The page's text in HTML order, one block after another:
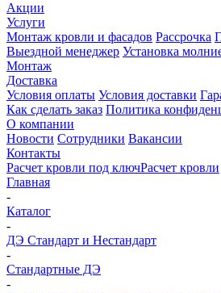
Акции
Услуги
Монтаж кровли и фасадов Рассрочка
Выездной менеджер Установка
Монтаж
Доставка
Условия оплаты Условия доставки
Как сделать заказ Политика
О компании
Новости Сотрудники Вакансии
Контакты
Расчет кровли под ключРасчет кровли
Главная
-
Каталог
-
ДЭ Стандарт и Нестандарт
-
Стандартные ДЭ
-